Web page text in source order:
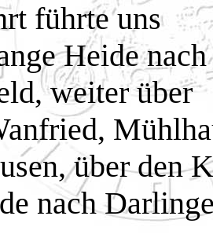
führte uns
Heide nach
weiter über
über den
nach